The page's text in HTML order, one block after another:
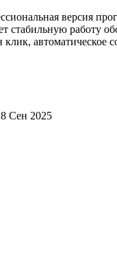
версия
стабильную работу
автоматическое
Сен 2025